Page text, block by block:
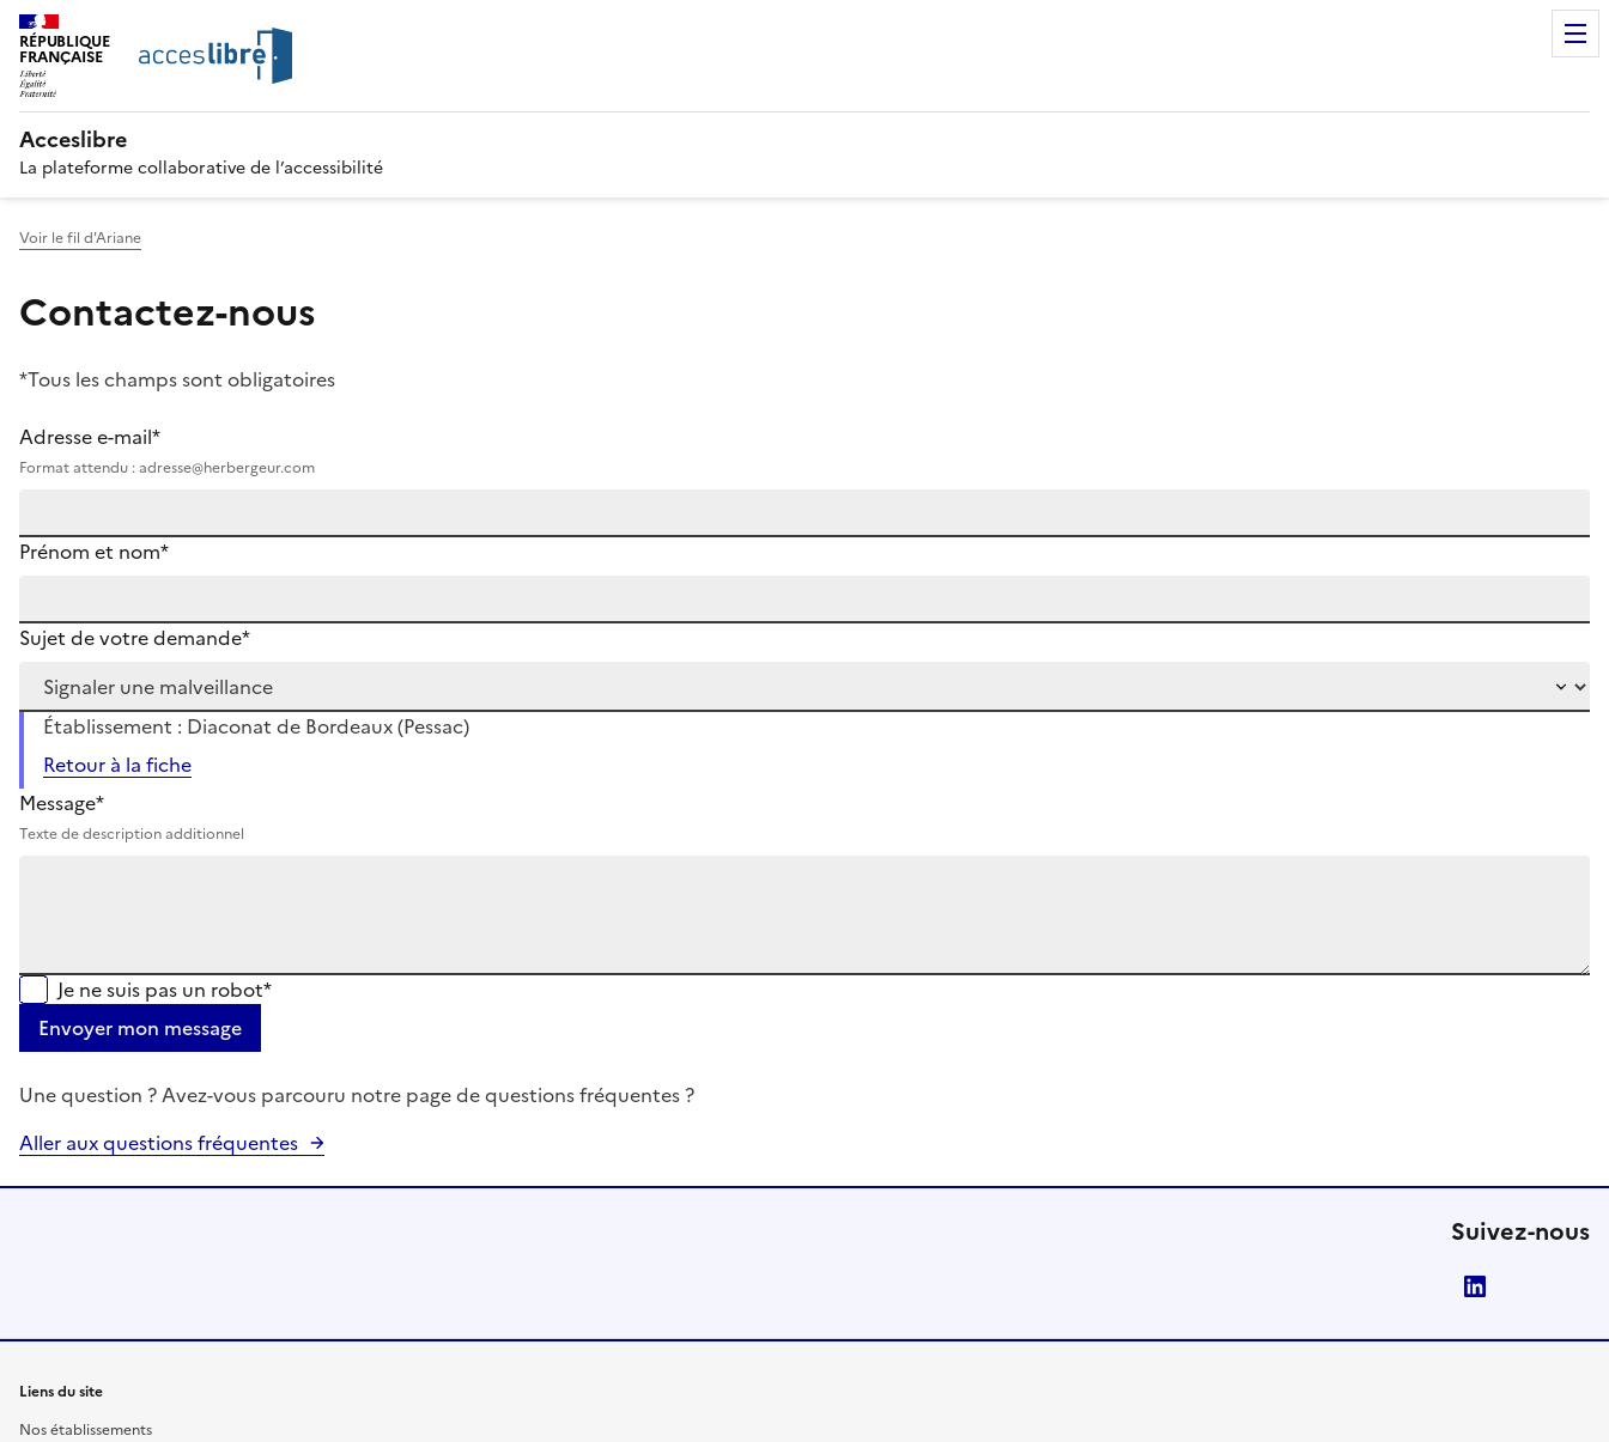
RÉPUBLIQUE
FRANÇAISE
Acceslibre
La plateforme collaborative de l’accessibilité
Voir le fil d'Ariane
Contactez-nous
*Tous les champs sont obligatoires
Adresse e-mail*
Format attendu : adresse@herbergeur.com
Prénom et nom*
Sujet de votre demande*
Établissement : Diaconat de Bordeaux (Pessac)
Retour à la fiche
Message*
Texte de description additionnel
Je ne suis pas un robot*
Envoyer mon message
Une question ? Avez-vous parcouru notre page de questions fréquentes ?
Aller aux questions fréquentes
Suivez-nous
Liens du site
Nos établissements